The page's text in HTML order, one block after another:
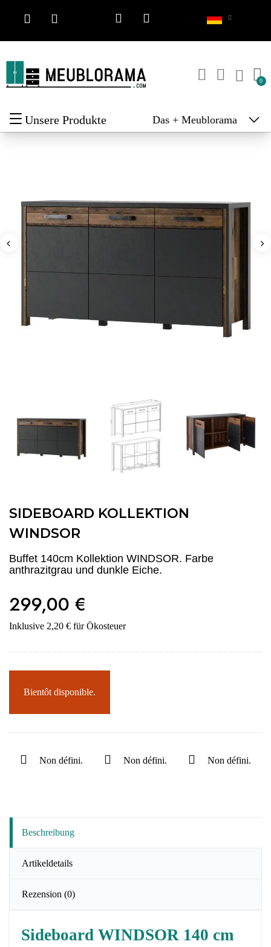
Unsere Produkte Das + Meublorama
SIDEBOARD KOLLEKTION
WINDSOR
Buffet 140cm Kollektion WINDSOR. Farbe
anthrazitgrau und dunkle Eiche.
299,00 €
Inklusive 2,20 € für Ökosteuer
Bientôt disponible.
Non défini. Non défini. Non défini.
Beschreibung
Artikeldetails
Rezension (0)
Sideboard WINDSOR 140 cm